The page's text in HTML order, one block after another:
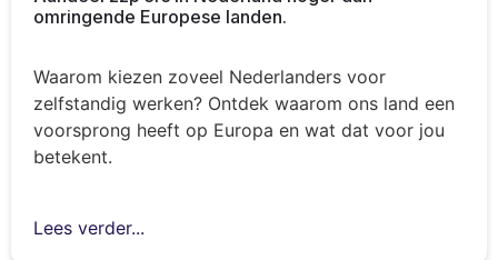
omringende Europese landen.
Waarom kiezen zoveel Nederlanders voor
zelfstandig werken? Ontdek waarom ons land een
voorsprong heeft op Europa en wat dat voor jou
betekent.
Lees verder...